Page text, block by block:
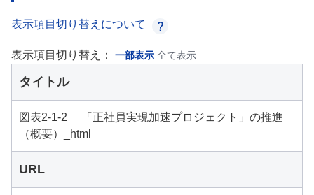
表示項目切り替えについて
表示項目切り替え： 一部表示 全て表示
タイトル
図表2-1-2 「正社員実現加速プロジェクト」の推進
（概要）_html
URL